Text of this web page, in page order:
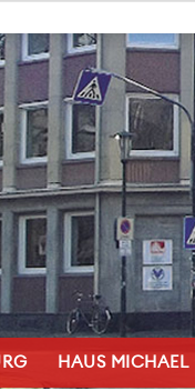
HAUS MICHAEL